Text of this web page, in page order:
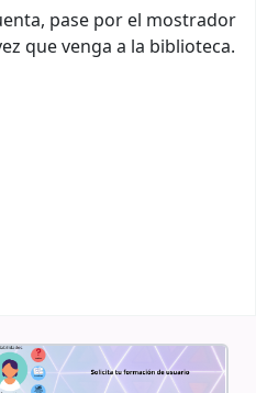
pase por el mostrador
que venga a la biblioteca.